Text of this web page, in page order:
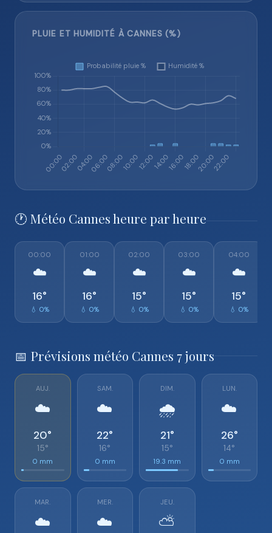
PLUIE ET HUMIDITÉ À CANNES (%)
🕐 Météo Cannes heure par heure
00:00
☁️
16°
💧 0%
01:00
☁️
16°
💧 0%
02:00
☁️
15°
💧 0%
03:00
☁️
15°
💧 0%
04:00
☁️
15°
💧 0%
📅 Prévisions météo Cannes 7 jours
AUJ.
☁️
20°
15°
0 mm
SAM.
☁️
22°
16°
0 mm
DIM.
🌧️
21°
15°
19.3 mm
LUN.
☁️
26°
14°
0 mm
MAR.
☁️
MER.
☁️
JEU.
⛅